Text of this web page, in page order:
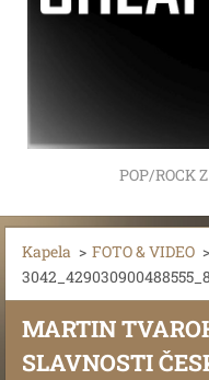
POP/ROCK
Kapela > FOTO & VIDEO >
MARTIN
SLAVNOSTI